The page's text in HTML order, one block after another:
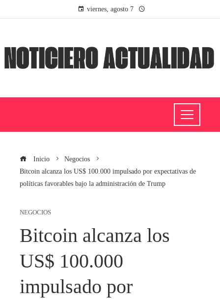
viernes, agosto 7
Inicio
Negocios
Bitcoin alcanza los US$ 100.000 impulsado por expectativas de
políticas favorables bajo la administración de Trump
NEGOCIOS
Bitcoin alcanza los
US$ 100.000
impulsado por